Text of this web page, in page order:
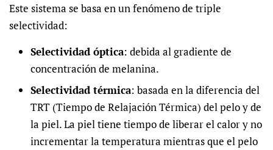
Este sistema se basa en un fenómeno de triple
selectividad:
Selectividad óptica: debida al gradiente de
concentración de melanina.
Selectividad térmica: basada en la diferencia del
TRT (Tiempo de Relajación Térmica) del pelo y de
la piel. La piel tiene tiempo de liberar el calor y no
incrementar la temperatura mientras que el pelo